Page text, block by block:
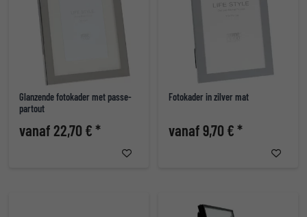
Glanzende fotokader met passe-
partout
vanaf 22,70 € *
Fotokader in zilver mat
vanaf 9,70 € *